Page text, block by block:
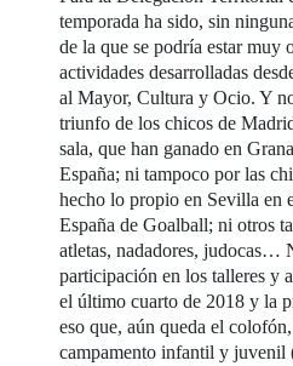
temporada ha sido, sin
de la que se podría estar muy
actividades desarrolladas
al Mayor, Cultura y Ocio. Y
triunfo de los chicos de
sala, que han ganado en
España; ni tampoco por las
hecho lo propio en Sevilla en
España de Goalball; ni otros
atletas, nadadores, judocas…
participación en los talleres y
el último cuarto de 2018 y la
eso que, aún queda el
campamento infantil y juvenil